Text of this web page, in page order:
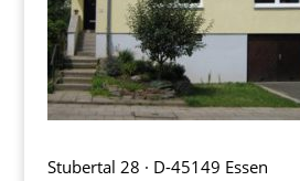
Stubertal 28 · D-45149 Essen